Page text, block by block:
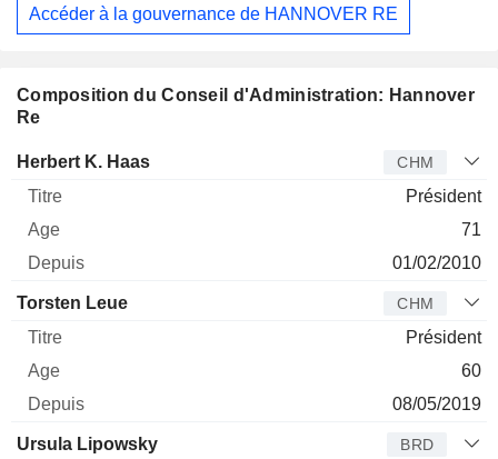
Accéder à la gouvernance de HANNOVER RE
Composition du Conseil d'Administration: Hannover
Re
Administrateur Titre
Herbert K. Haas CHM
Président
71
01/02/2010
Torsten Leue CHM
Président
60
08/05/2019
Ursula Lipowsky BRD